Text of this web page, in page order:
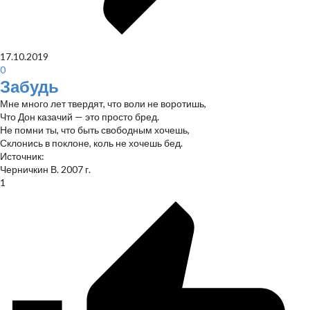
17.10.2019
0
Забудь
Мне много лет твердят, что воли не воротишь,
Что Дон казачий — это просто бред.
Не помни ты, что быть свободным хочешь,
Склонись в поклоне, коль не хочешь бед.
Источник:
Черничкин В. 2007 г.
1